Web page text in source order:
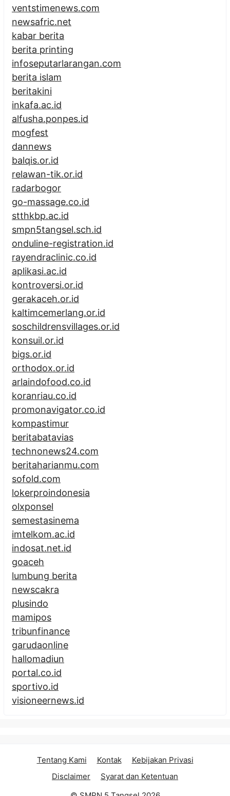
ventstimenews.com
newsafric.net
kabar berita
berita printing
infoseputarlarangan.com
berita islam
beritakini
inkafa.ac.id
alfusha.ponpes.id
mogfest
dannews
balqis.or.id
relawan-tik.or.id
radarbogor
go-massage.co.id
stthkbp.ac.id
smpn5tangsel.sch.id
onduline-registration.id
rayendraclinic.co.id
aplikasi.ac.id
kontroversi.or.id
gerakaceh.or.id
kaltimcemerlang.or.id
soschildrensvillages.or.id
konsuil.or.id
bigs.or.id
orthodox.or.id
arlaindofood.co.id
koranriau.co.id
promonavigator.co.id
kompastimur
beritabatavias
technonews24.com
beritaharianmu.com
sofold.com
lokerproindonesia
olxponsel
semestasinema
imtelkom.ac.id
indosat.net.id
goaceh
lumbung berita
newscakra
plusindo
mamipos
tribunfinance
garudaonline
hallomadiun
portal.co.id
sportivo.id
visioneernews.id
Tentang Kami Kontak
Kebijakan Privasi
Disclaimer
Syarat dan Ketentuan